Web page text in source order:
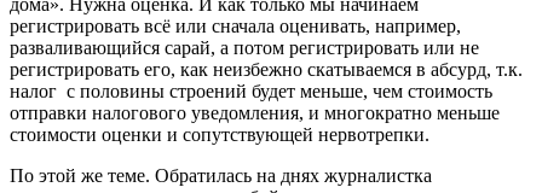
регистрировать всё или сначала оценивать, например,
разваливающийся сарай, а потом регистрировать или не
регистрировать его, как неизбежно скатываемся в абсурд, т.к.
налог с половины строений будет меньше, чем стоимость
отправки налогового уведомления, и многократно меньше
стоимости оценки и сопутствующей нервотрепки.
По этой же теме. Обратилась на днях журналистка